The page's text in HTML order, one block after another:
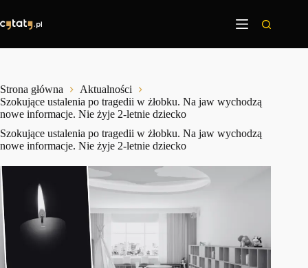
treści
Strona główna
Aktualności
Szokujące ustalenia po tragedii w żłobku. Na jaw wychodzą
nowe informacje. Nie żyje 2-letnie dziecko
Szokujące ustalenia po tragedii w żłobku. Na jaw wychodzą
nowe informacje. Nie żyje 2-letnie dziecko